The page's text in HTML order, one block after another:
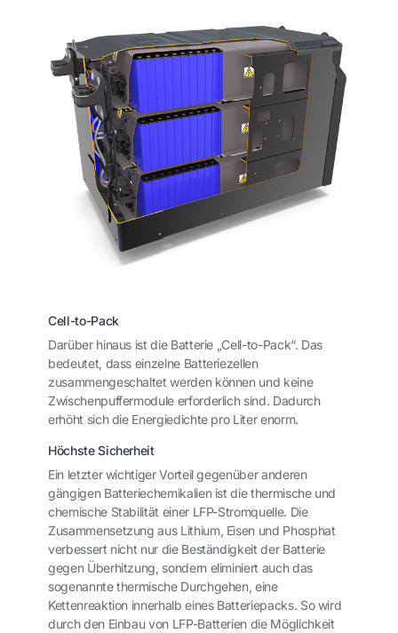
Cell-to-Pack
Darüber hinaus ist die Batterie „Cell-to-Pack“. Das
bedeutet, dass einzelne Batteriezellen
zusammengeschaltet werden können und keine
Zwischenpuffermodule erforderlich sind. Dadurch
erhöht sich die Energiedichte pro Liter enorm.
Höchste Sicherheit
Ein letzter wichtiger Vorteil gegenüber anderen
gängigen Batteriechemikalien ist die thermische und
chemische Stabilität einer LFP-Stromquelle. Die
Zusammensetzung aus Lithium, Eisen und Phosphat
verbessert nicht nur die Beständigkeit der Batterie
gegen Überhitzung, sondern eliminiert auch das
sogenannte thermische Durchgehen, eine
Kettenreaktion innerhalb eines Batteriepacks. So wird
durch den Einbau von LFP-Batterien die Möglichkeit